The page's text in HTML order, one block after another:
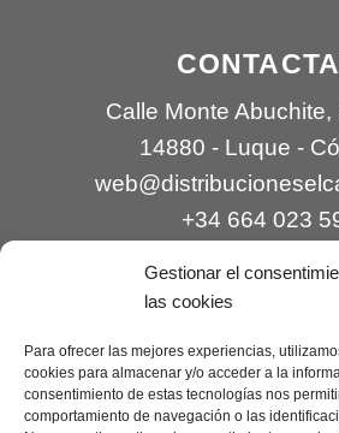
Gestionar el
las cookies
Para ofrecer las mejores experiencias,
cookies para almacenar y/o acceder a la
consentimiento de estas tecnologías nos
comportamiento de navegación o las
Calle Monte Abuchite,
14880 - Luque -
+34 664 023